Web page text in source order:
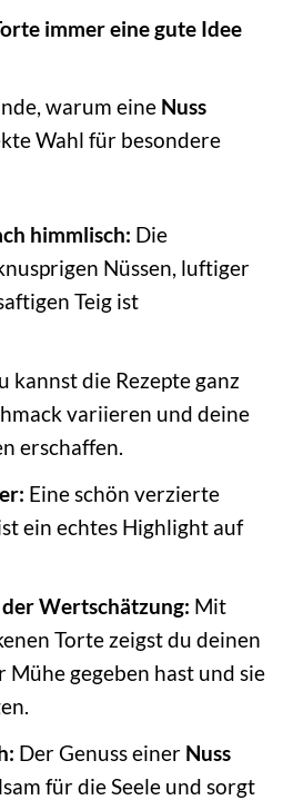
immer eine gute Idee
warum eine Nuss
Wahl für besondere
himmlisch: Die
Nüssen, luftiger
Teig ist
kannst die Rezepte ganz
variieren und deine
erschaffen.
Eine schön verzierte
ein echtes Highlight auf
Wertschätzung: Mit
Torte zeigst du deinen
Mühe gegeben hast und sie
Der Genuss einer Nuss
für die Seele und sorgt